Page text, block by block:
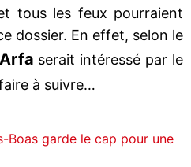
tous les feux pourraient
dossier. En effet, selon le
serait intéressé par le
à suivre…
Boas garde le cap pour une